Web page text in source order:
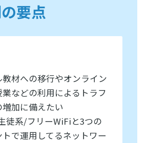
要点
教材への移行やオンライン
などの利用によるトラフ
増加に備えたい
徒系/フリーWiFiと3つの
で運用してるネットワー